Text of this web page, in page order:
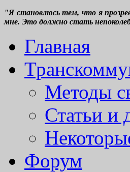
"Я становлюсь тем, что я
мне. Это должно стать
Главная
Методы
Статьи и
Форум